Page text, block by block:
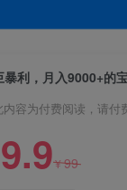
内容为付费阅读，请付
9.9¥99